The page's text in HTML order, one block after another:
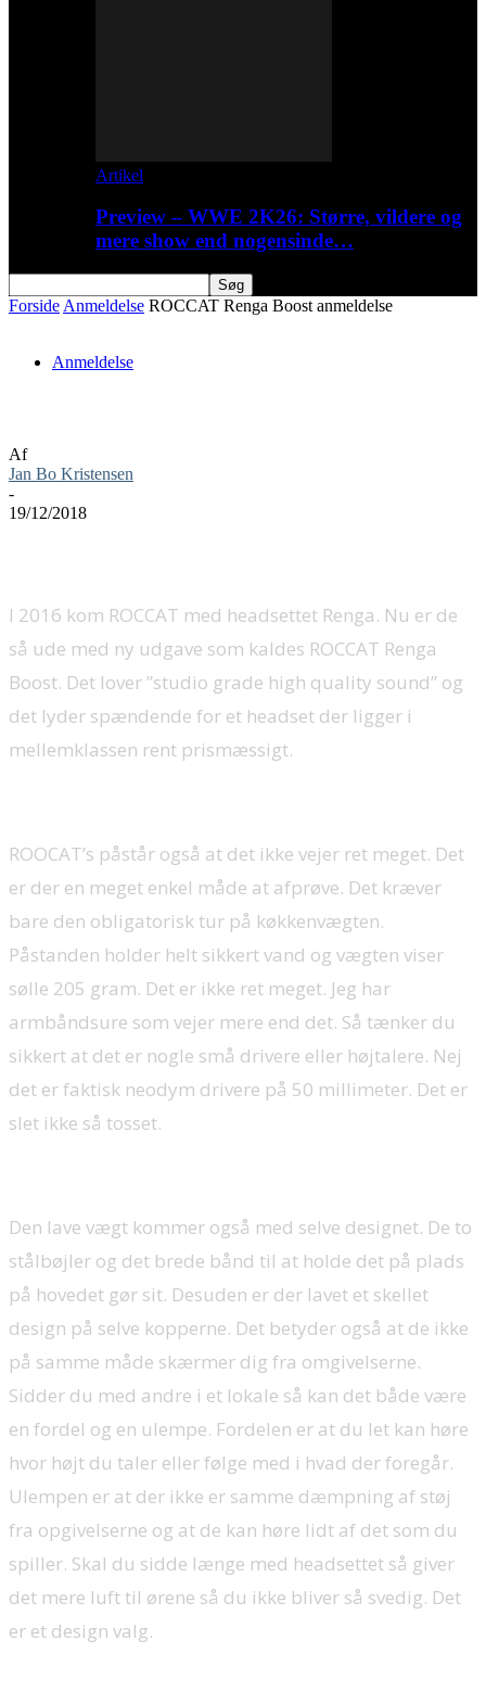
Artikel
Preview – WWE 2K26: Større, vildere og
mere show end nogensinde…
Forside Anmeldelse ROCCAT Renga Boost anmeldelse
Anmeldelse
Af
Jan Bo Kristensen
-
19/12/2018
I 2016 kom ROCCAT med headsettet Renga. Nu er de
så ude med ny udgave som kaldes ROCCAT Renga
Boost. Det lover ”studio grade high quality sound” og
det lyder spændende for et headset der ligger i
mellemklassen rent prismæssigt.
ROOCAT’s påstår også at det ikke vejer ret meget. Det
er der en meget enkel måde at afprøve. Det kræver
bare den obligatorisk tur på køkkenvægten.
Påstanden holder helt sikkert vand og vægten viser
sølle 205 gram. Det er ikke ret meget. Jeg har
armbåndsure som vejer mere end det. Så tænker du
sikkert at det er nogle små drivere eller højtalere. Nej
det er faktisk neodym drivere på 50 millimeter. Det er
slet ikke så tosset.
Den lave vægt kommer også med selve designet. De to
stålbøjler og det brede bånd til at holde det på plads
på hovedet gør sit. Desuden er der lavet et skellet
design på selve kopperne. Det betyder også at de ikke
på samme måde skærmer dig fra omgivelserne.
Sidder du med andre i et lokale så kan det både være
en fordel og en ulempe. Fordelen er at du let kan høre
hvor højt du taler eller følge med i hvad der foregår.
Ulempen er at der ikke er samme dæmpning af støj
fra opgivelserne og at de kan høre lidt af det som du
spiller. Skal du sidde længe med headsettet så giver
det mere luft til ørene så du ikke bliver så svedig. Det
er et design valg.